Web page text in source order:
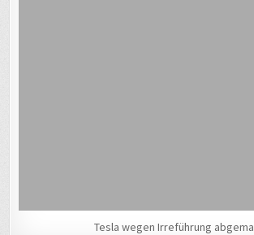
Tesla wegen Irreführung